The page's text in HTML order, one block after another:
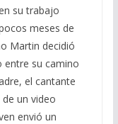
su trabajo
meses de
Martin decidió
entre su camino
el cantante
un video
envió un